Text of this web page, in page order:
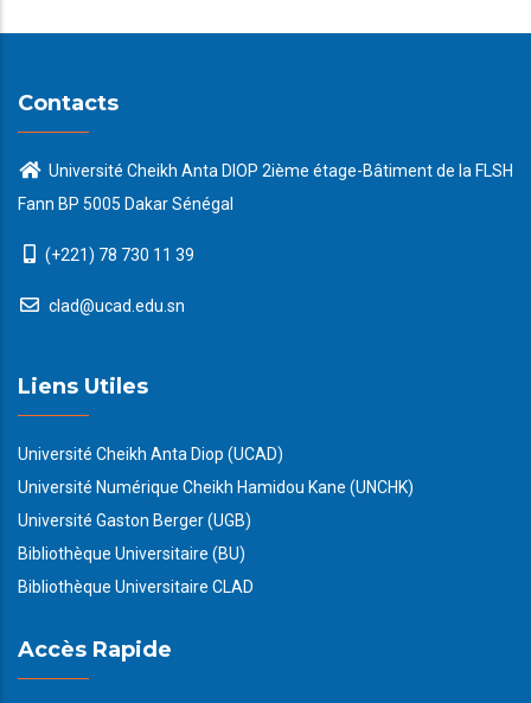
Contacts
Université Cheikh Anta DIOP 2ième étage-Bâtiment de la FLSH
Fann BP 5005 Dakar Sénégal
(+221) 78 730 11 39
clad@ucad.edu.sn
Liens Utiles
Université Cheikh Anta Diop (UCAD)
Université Numérique Cheikh Hamidou Kane (UNCHK)
Université Gaston Berger (UGB)
Bibliothèque Universitaire (BU)
Bibliothèque Universitaire CLAD
Accès Rapide